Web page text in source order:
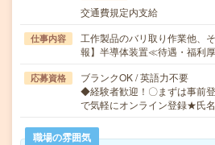
交通費規定内支給
仕事内容
工作製品のバリ取り作業他、
報】半導体装置≪待遇・福利
応募資格
ブランクOK / 英語力不要
◆経験者歓迎！〇まずは事前
で気軽にオンライン登録★氏
職場の雰囲気